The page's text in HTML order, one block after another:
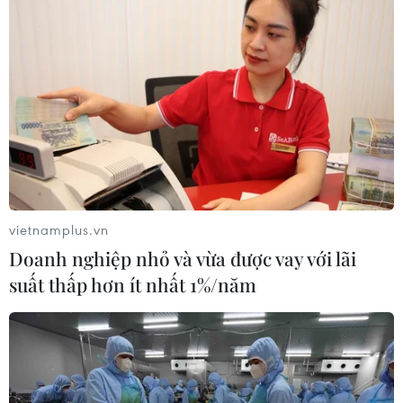
tranh mới cho thành phố Hải Phòng. Khi đã
thấm nhuần, các nguồn lực này sẽ trở thành
khoản đầu tư cho lợi thế cạnh tranh và đầu tư
cho phát triển bền vững,” ông Hải nói./.
(Vietnam+)
vietnamplus.vn
Doanh nghiệp nhỏ và vừa được vay với lãi
suất thấp hơn ít nhất 1%/năm